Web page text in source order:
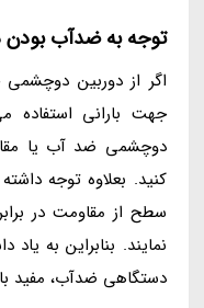
توجه به ضدآب بودن
اگر از دوربین دوچشمی
جهت بارانی استفاده
دوچشمی ضد آب یا
کنید. بعلاوه توجه
سطح از مقاومت در
نمایند. بنابراین به
دستگاهی ضدآب، مفید